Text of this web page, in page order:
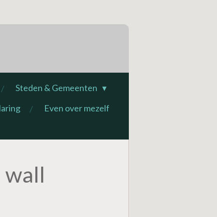
Steden & Gemeenten
Even over mezelf